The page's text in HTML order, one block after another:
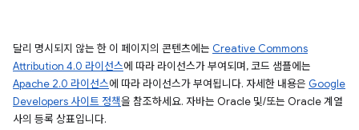
달리 명시되지 않는 한 이 페이지의 콘텐츠에는 Creative Commons
Attribution 4.0 라이선스에 따라 라이선스가 부여되며, 코드 샘플에는
Apache 2.0 라이선스에 따라 라이선스가 부여됩니다. 자세한 내용은 Google
Developers 사이트 정책을 참조하세요. 자바는 Oracle 및/또는 Oracle 계열
사의 등록 상표입니다.